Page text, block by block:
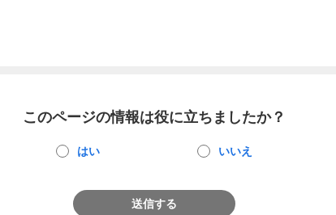
このページの情報は役に立ちましたか？
はい いいえ
送信する